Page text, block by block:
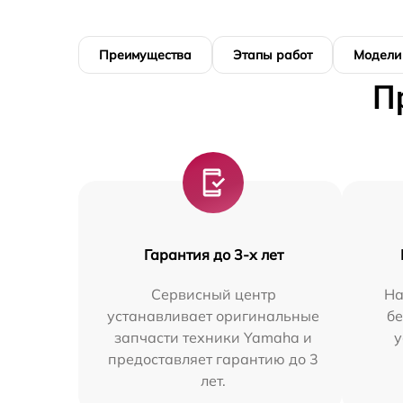
Преимущества Этапы работ Модели
Гарантия до 3-х лет
Сервисный центр
устанавливает оригинальные
запчасти техники Yamaha и
предоставляет гарантию до 3
лет.